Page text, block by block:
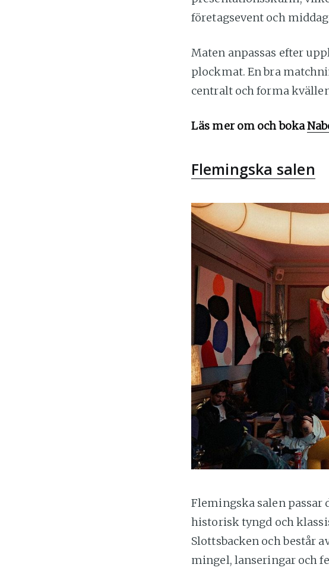
företagsevent och
Maten anpassas efter
plockmat. En bra
centralt och forma
Läs mer om och boka
Flemingska salen
Flemingska salen
historisk tyngd och
Slottsbacken och består
mingel, lanseringar och